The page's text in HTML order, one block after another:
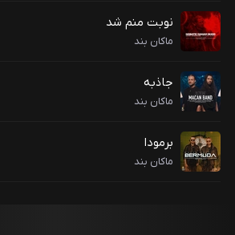
نوبت منم شد
ماکان بند
جاذبه
ماکان بند
برمودا
ماکان بند